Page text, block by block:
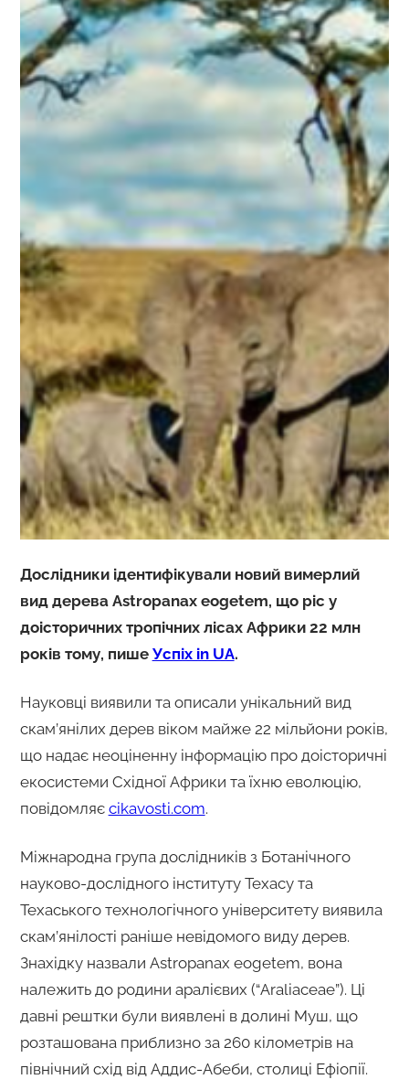
Дослідники ідентифікували новий вимерлий
вид дерева Astropanax eogetem, що ріс у
доісторичних тропічних лісах Африки 22 млн
років тому, пише Успіх in UA.
Науковці виявили та описали унікальний вид
скам’янілих дерев віком майже 22 мільйони років,
що надає неоціненну інформацію про доісторичні
екосистеми Східної Африки та їхню еволюцію,
повідомляє cikavosti.com.
Міжнародна група дослідників з Ботанічного
науково-дослідного інституту Техасу та
Техаського технологічного університету виявила
скам’янілості раніше невідомого виду дерев.
Знахідку назвали Astropanax eogetem, вона
належить до родини аралієвих (“Araliaceae”). Ці
давні рештки були виявлені в долині Муш, що
розташована приблизно за 260 кілометрів на
північний схід від Аддис-Абеби, столиці Ефіопії.